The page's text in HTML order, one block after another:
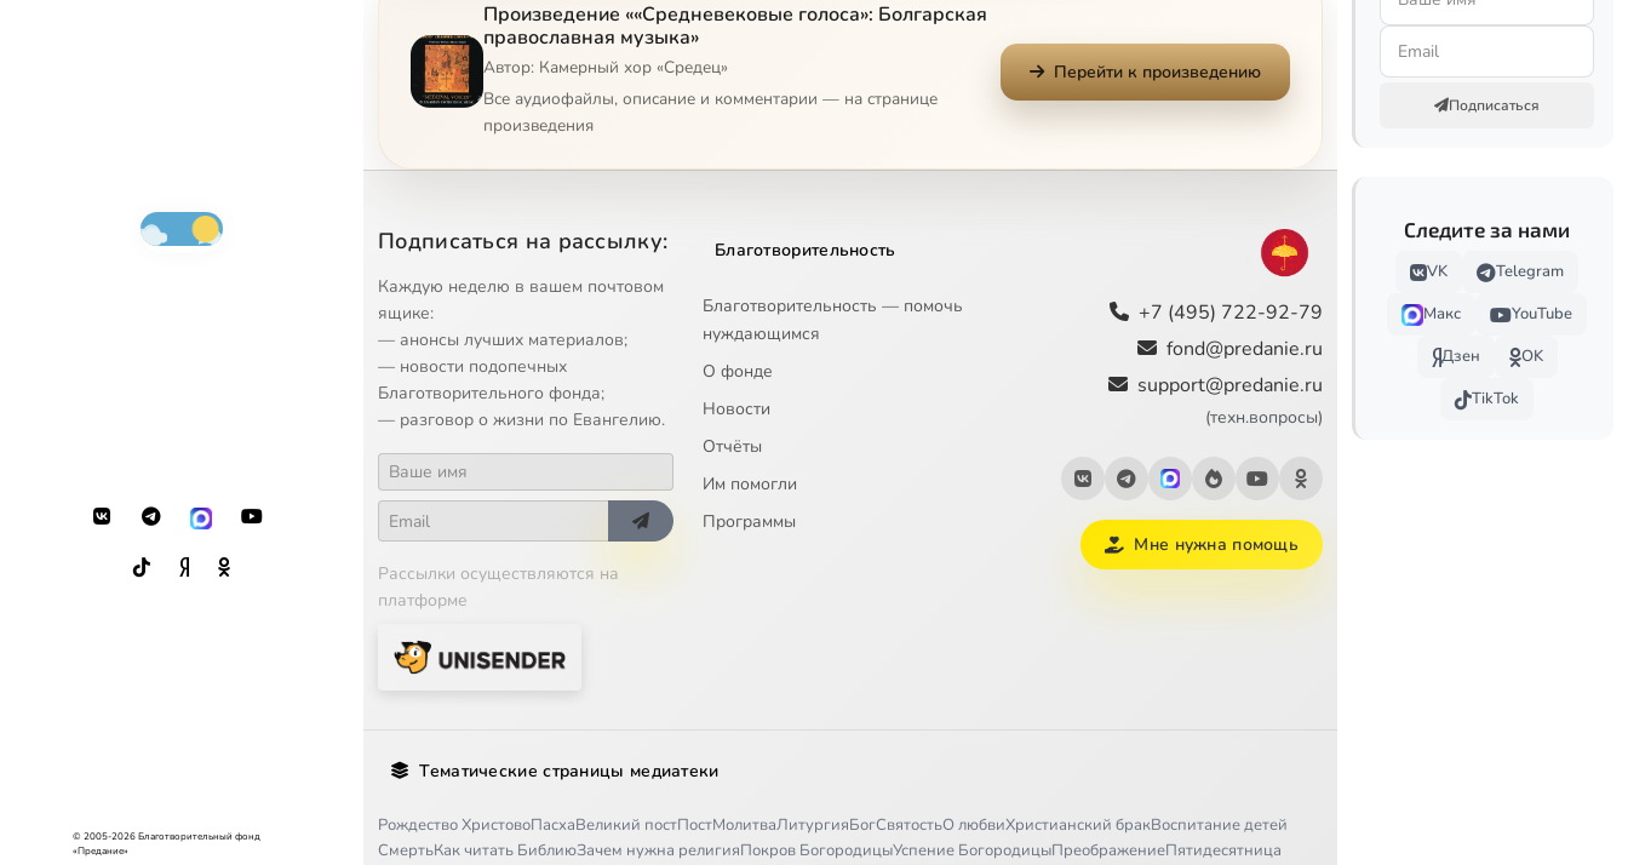
© 2005-2026 Благотворительный фонд
«Предание»
Svetisja
12 Bog Gospod
Blagoslovie Dushe Moya, Gos Podi
14 Slava i Nine Edinorodny Sine 3:18
7:31
16 Rozhdestvo Tvoe 2:12
17 O Tebe Raduetsya 2:36 Сейчас
18 Elitzi vo Hrista Krestitesya (Morfov) 2:10
Произведение ««Средневековые голоса»: Болгарская
православная музыка»
Автор: Камерный хор «Средец»
Все аудиофайлы, описание и комментарии — на странице
произведения
Перейти к произведению
Подписаться на рассылку:
Каждую неделю в вашем почтовом
ящике:
— анонсы лучших материалов;
— новости подопечных
Благотворительного фонда;
— разговор о жизни по Евангелию.
Рассылки осуществляются на
платформе
Благотворительность
Благотворительность — помочь
нуждающимся
О фонде
Новости
Отчёты
Им помогли
Программы
+7 (495) 722-92-79
fond@predanie.ru
support@predanie.ru
(техн.вопросы)
Мне нужна помощь
Тематические страницы медиатеки
Рождество ХристовоПасхаВеликий постПостМолитваЛитургияБогСвятостьО любвиХристианский бракВоспитание детей
СмертьКак читать БиблиюЗачем нужна религияПокров БогородицыУспение БогородицыПреображениеПятидесятница
Подписаться
Следите за нами
VK
Telegram
Макс
YouTube
Дзен
OK
TikTok